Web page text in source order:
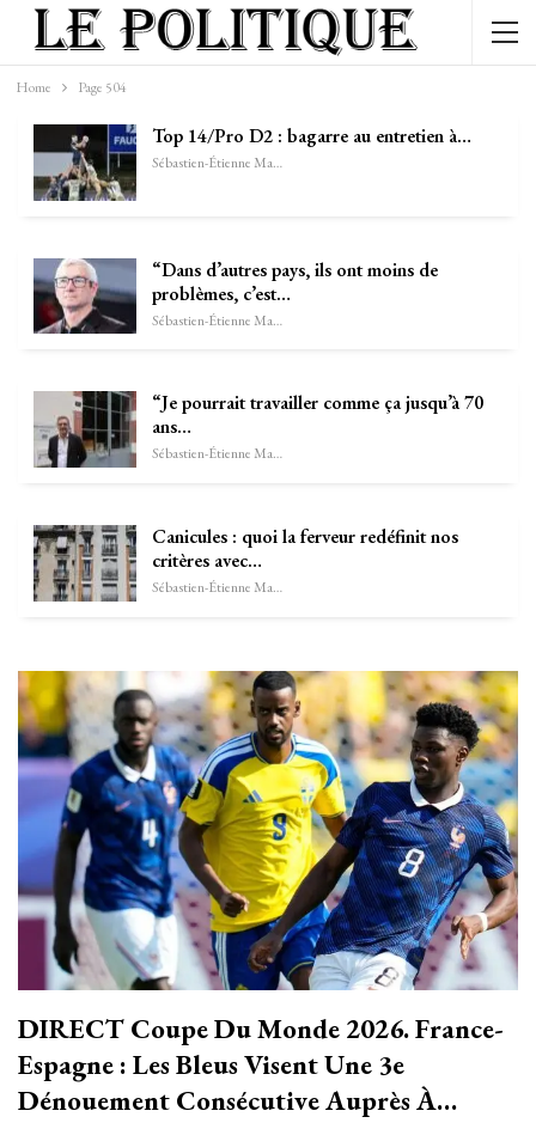
Home Page 504
Top 14/Pro D2 : bagarre au entretien à…
Sébastien-Étienne Marechal
“Dans d’autres pays, ils ont moins de
problèmes, c’est…
Sébastien-Étienne Marechal
“Je pourrait travailler comme ça jusqu’à 70
ans…
Sébastien-Étienne Marechal
Canicules : quoi la ferveur redéfinit nos
critères avec…
Sébastien-Étienne Marechal
DIRECT Coupe Du Monde 2026. France-
Espagne : Les Bleus Visent Une 3e
Dénouement Consécutive Auprès À…